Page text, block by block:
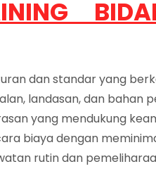
dan standar yang
landasan, dan bahan
yang mendukung
biaya dengan
rutin dan